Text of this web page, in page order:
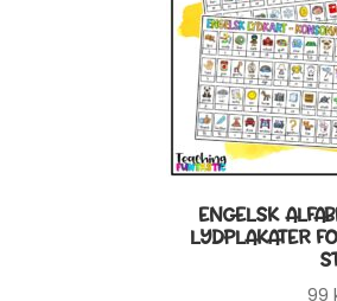
ENGELSK
LYDPLAKATER
99